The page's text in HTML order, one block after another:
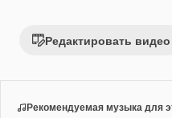
Редактировать видео
Рекомендуемая музыка для